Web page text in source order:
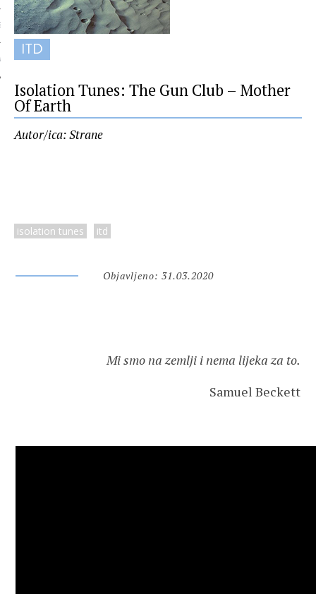
ITD
Isolation Tunes: The Gun Club – Mother
Of Earth
Autor/ica: Strane
isolation tunes itd
Objavljeno: 31.03.2020
Mi smo na zemlji i nema lijeka za to.
Samuel Beckett